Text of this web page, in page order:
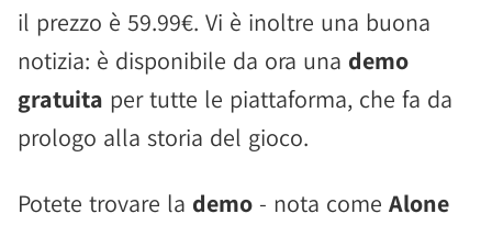
il prezzo è 59.99€. Vi è inoltre una buona
notizia: è disponibile da ora una demo
gratuita per tutte le piattaforma, che fa da
prologo alla storia del gioco.
Potete trovare la demo - nota come Alone